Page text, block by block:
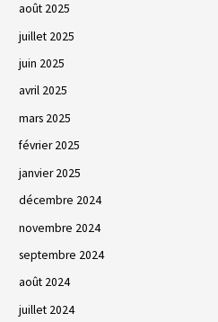
août 2025
juillet 2025
juin 2025
avril 2025
mars 2025
février 2025
janvier 2025
décembre 2024
novembre 2024
septembre 2024
août 2024
juillet 2024